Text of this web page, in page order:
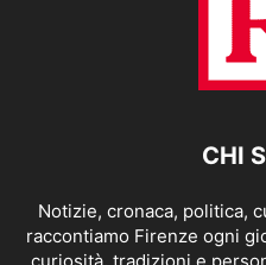
CHI
Notizie, cronaca, politica,
raccontiamo Firenze ogni